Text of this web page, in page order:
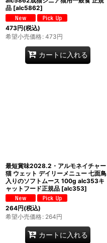
品 [alc5862]
473円(税込)
希望小売価格: 473円
カートに入れる
最短賞味2028.2・アルモネイチャー
猫 ウェット デイリーメニュー 七面鳥
入りのソフトムース 100g alc353キ
ャットフード正規品 [alc353]
264円(税込)
希望小売価格: 264円
カートに入れる